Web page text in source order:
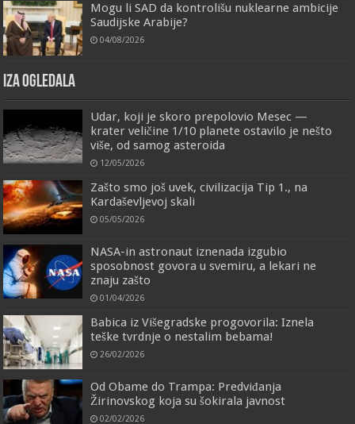
Mogu li SAD da kontrolišu nuklearne ambicije
Saudijske Arabije?
04/08/2026
IZA OGLEDALA
Udar, koji je skoro prepolovio Mesec —
krater veličine 1/10 planete ostavilo je nešto
više, od samog asteroida
12/05/2026
Zašto smo još uvek, civilizacija Tip 1., na
Kardaševljevoj skali
05/05/2026
NASA-in astronaut iznenada izgubio
sposobnost govora u svemiru, a lekari ne
znaju zašto
01/04/2026
Babica iz Višegradske progovorila: Iznela
teške tvrdnje o nestalim bebama!
26/02/2026
Od Obame do Trampa: Predviđanja
Žirinovskog koja su šokirala javnost
02/02/2026